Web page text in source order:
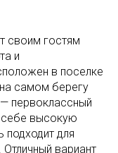
своим гостям
и
в поселке
на самом берегу
первоклассный
себе высокую
подходит для
вариант